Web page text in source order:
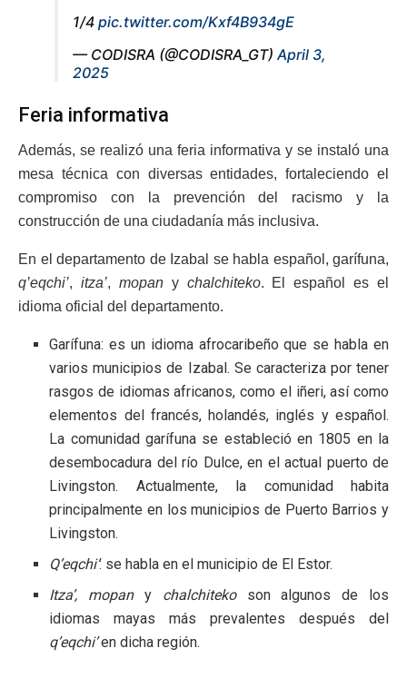
1/4 pic.twitter.com/Kxf4B934gE
— CODISRA (@CODISRA_GT)April 3,
2025
Feria informativa
Además, se realizó una feria informativa y se instaló una
mesa técnica con diversas entidades, fortaleciendo el
compromiso con la prevención del racismo y la
construcción de una ciudadanía más inclusiva.
En el departamento de Izabal se habla español, garífuna,
q’eqchi’, itza’, mopany chalchiteko. El español es el
idioma oficial del departamento.
Garífuna: es un idioma afrocaribeño que se habla en
varios municipios de Izabal. Se caracteriza por tener
rasgos de idiomas africanos, como el iñeri, así como
elementos del francés, holandés, inglés y español.
La comunidad garífuna se estableció en 1805 en la
desembocadura del río Dulce, en el actual puerto de
Livingston. Actualmente, la comunidad habita
principalmente en los municipios de Puerto Barrios y
Livingston.
Q’eqchi’: se habla en el municipio de El Estor.
Itza’, mopany chalchitekoson algunos de los
idiomas mayas más prevalentes después del
q’eqchi’en dicha región.